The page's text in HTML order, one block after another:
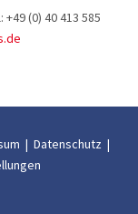
+49 (0) 40 413 585
| Datenschutz |